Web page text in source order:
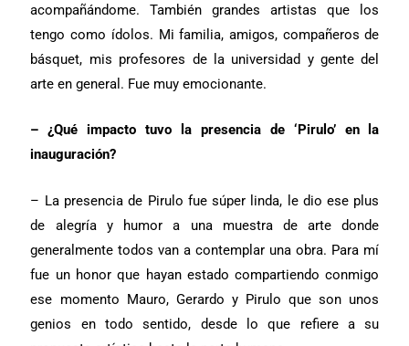
acompañándome. También grandes artistas que los
tengo como ídolos. Mi familia, amigos, compañeros de
básquet, mis profesores de la universidad y gente del
arte en general. Fue muy emocionante.
– ¿Qué impacto tuvo la presencia de ‘Pirulo’ en la
inauguración?
– La presencia de Pirulo fue súper linda, le dio ese plus
de alegría y humor a una muestra de arte donde
generalmente todos van a contemplar una obra. Para mí
fue un honor que hayan estado compartiendo conmigo
ese momento Mauro, Gerardo y Pirulo que son unos
genios en todo sentido, desde lo que refiere a su